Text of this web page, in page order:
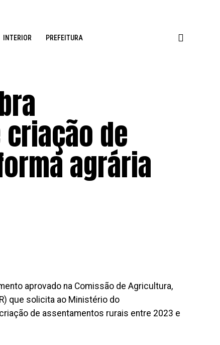
INTERIOR PREFEITURA
de
agrária
aprovado na Comissão de Agricultura,
que solicita ao Ministério do
de assentamentos rurais entre 2023 e